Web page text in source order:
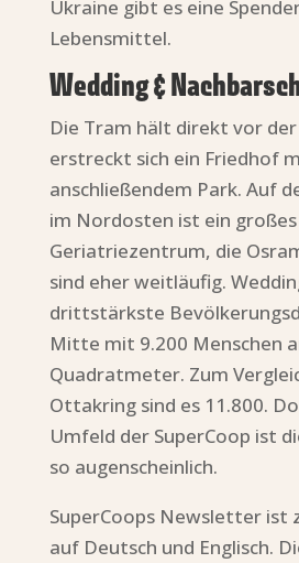
Ukraine gibt es eine
Lebensmittel.
Wedding &
Die Tram hält direkt vor
erstreckt sich ein Friedhof
anschließendem Park. Auf
im Nordosten ist ein großes
Geriatriezentrum, die
sind eher weitläufig.
drittstärkste
Mitte mit 9.200 Menschen
Quadratmeter. Zum
Ottakring sind es 11.800.
Umfeld der SuperCoop ist
so augenscheinlich.
SuperCoops Newsletter ist
auf Deutsch und Englisch.